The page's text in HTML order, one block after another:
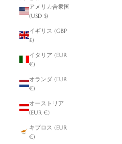
アメリカ合衆国
(USD $)
イギリス (GBP
£)
イタリア (EUR
€)
オランダ (EUR
€)
オーストリア
(EUR €)
キプロス (EUR
€)